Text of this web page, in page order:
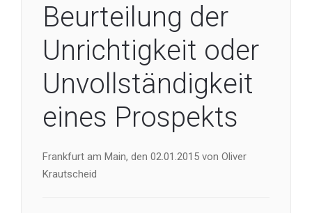
Beurteilung der
Unrichtigkeit oder
Unvollständigkeit
eines Prospekts
Frankfurt am Main, den 02.01.2015 von Oliver
Krautscheid